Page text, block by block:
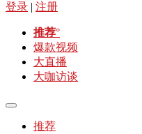
登录 | 注册
推荐°
爆款视频
大直播
大咖访谈
推荐